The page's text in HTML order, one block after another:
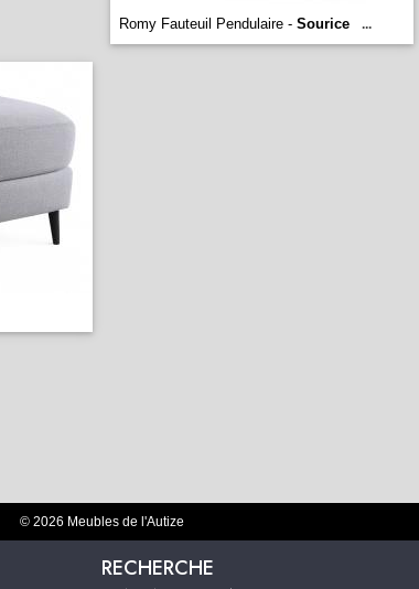
Romy Fauteuil Pendulaire - Sourice ...
© 2026 Meubles de l'Autize
RECHERCHE